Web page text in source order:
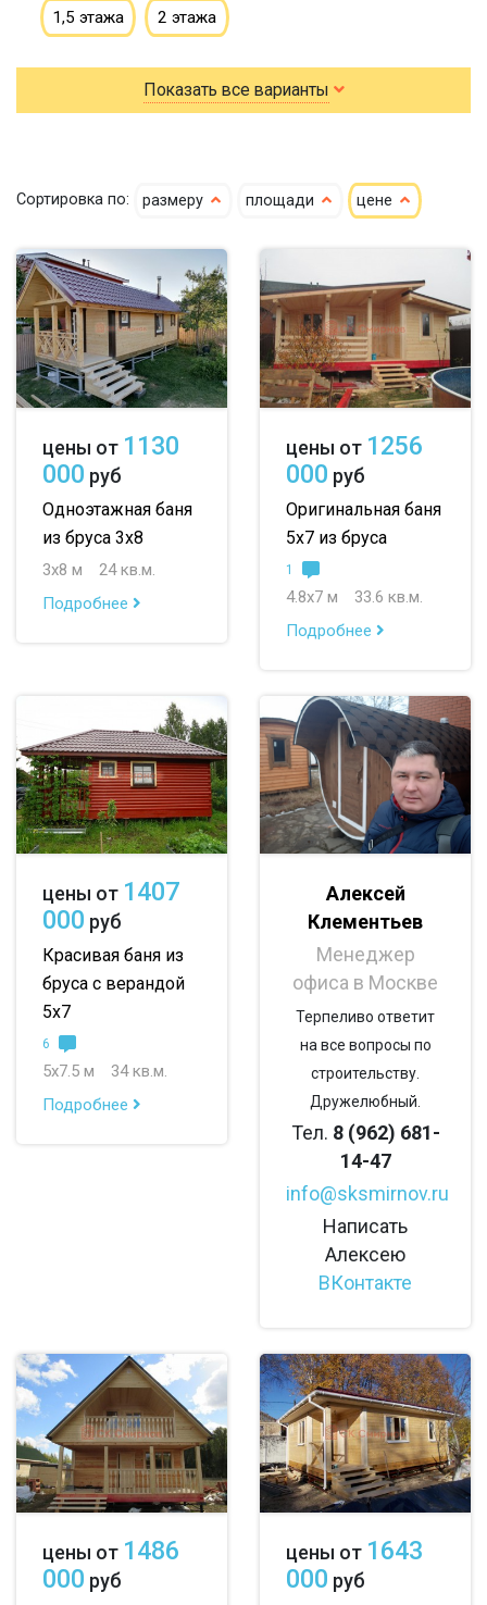
1,5 этажа 2 этажа
По типу бруса:
клееный сухой
клееный кедр
сухой кедр
профилированный
100х150
150х150
150х200
По размеру:
3х4 3х5 3х6
5х5 5х6 5х7
7х8 7х10 8х8
8х9 большие
небольшие
маленькие
до 150 м
до 200 м
По опциям:
с котельной с панорамными окнами
со вторым светом с санузлом с ванной
с туалетом с гостевой комнатой
с навесом для авто
Показать все варианты
Сортировка по: размеру площади цене
цены от 1130
000 руб
Одноэтажная баня
из бруса 3х8
3х8 м
24 кв.м.
Подробнее
цены от 1256
000 руб
Оригинальная баня
5х7 из бруса
1
4.8х7 м
33.6 кв.м.
Подробнее
цены от 1407
000 руб
Красивая баня из
бруса с верандой
5х7
6
5х7.5 м
34 кв.м.
Подробнее
Алексей
Клементьев
Менеджер
офиса в Москве
Терпеливо ответит
на все вопросы по
строительству.
Дружелюбный.
Тел. 8 (962) 681-
14-47
info@sksmirnov.ru
Написать
Алексею
ВКонтакте
цены от 1486
000 руб
цены от 1643
000 руб